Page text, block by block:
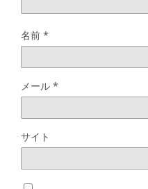
名前 *
メール *
サイト